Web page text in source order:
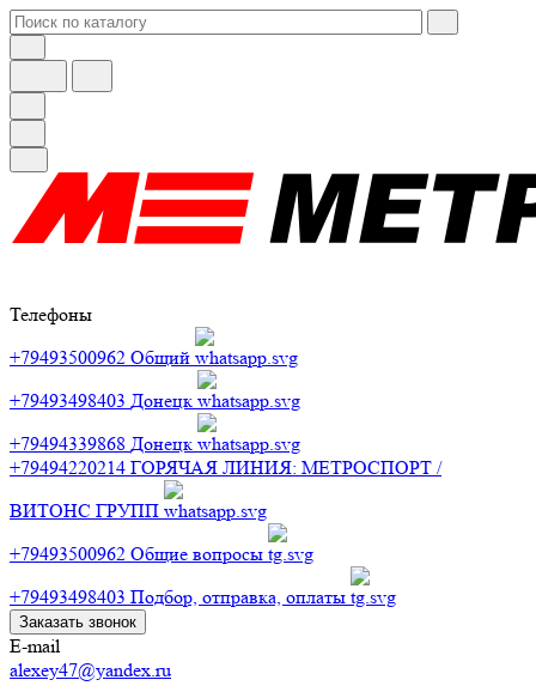
Телефоны
+79493500962 Общий
+79493498403 Донецк
+79494339868 Донецк
+79494220214 ГОРЯЧАЯ ЛИНИЯ: МЕТРОСПОРТ /
ВИТОНС ГРУПП
+79493500962 Общие вопросы
+79493498403 Подбор, отправка, оплаты
Заказать звонок
E-mail
alexey47@yandex.ru